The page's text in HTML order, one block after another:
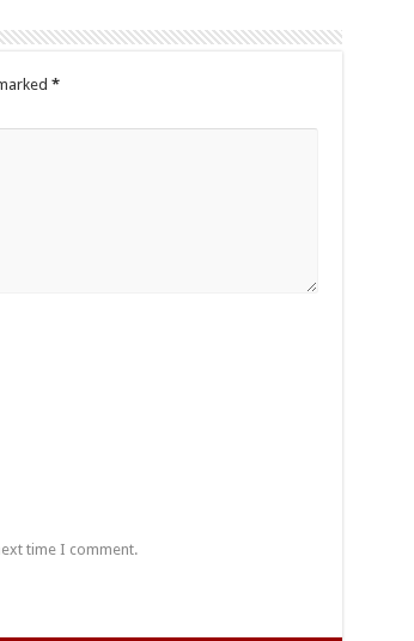
*
time I comment.